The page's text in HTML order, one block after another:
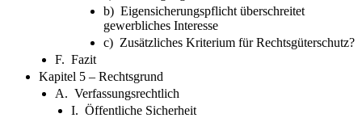
b) Eigensicherungspflicht überschreitet
gewerbliches Interesse
c) Zusätzliches Kriterium für Rechtsgüterschutz?
F. Fazit
Kapitel 5 – Rechtsgrund
A. Verfassungsrechtlich
I. Öffentliche Sicherheit